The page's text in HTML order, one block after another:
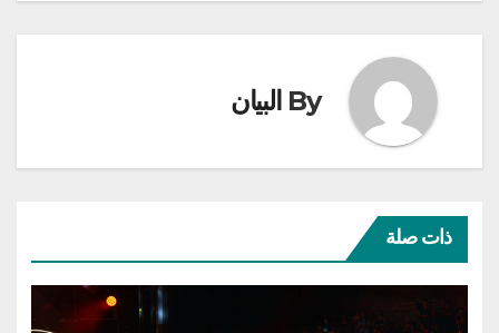
By البيان
ذات صلة